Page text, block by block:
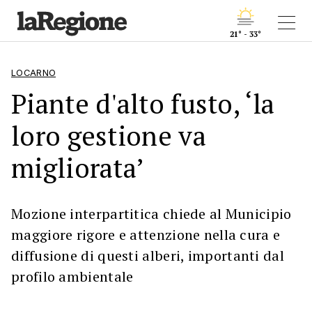
21° - 33°
LOCARNO
Piante d'alto fusto, ‘la
loro gestione va
migliorata’
Mozione interpartitica chiede al Municipio
maggiore rigore e attenzione nella cura e
diffusione di questi alberi, importanti dal
profilo ambientale